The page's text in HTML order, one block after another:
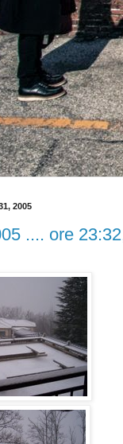
2005
.... ore